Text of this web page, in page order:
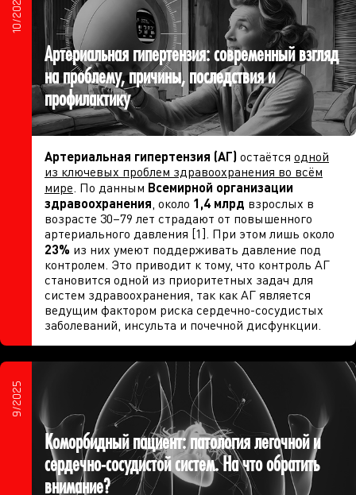
10/2025
Артериальная гипертензия: современный взгляд
на проблему, причины, последствия и
профилактику
Артериальная гипертензия (АГ) остаётся одной
из ключевых проблем здравоохранения во всём
мире . По данным Всемирной организации
здравоохранения , около 1,4 млрд взрослых в
возрасте 30–79 лет страдают от повышенного
артериального давления [1]. При этом лишь около
23% из них умеют поддерживать давление под
контролем. Это приводит к тому, что контроль АГ
становится одной из приоритетных задач для
систем здравоохранения, так как АГ является
ведущим фактором риска сердечно-сосудистых
заболеваний, инсульта и почечной дисфункции.
9/2025
Коморбидный пациент: патология легочной и
сердечно-сосудистой систем. На что обратить
внимание?